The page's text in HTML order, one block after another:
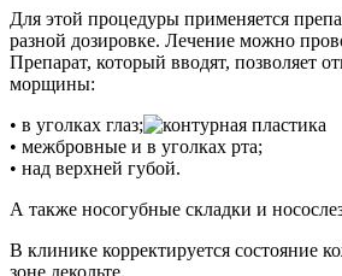
Для этой процедуры применяется
разной дозировке. Лечение можно
Препарат, который вводят, позволяет
морщины:
• в уголках глаз;
• межбровные и в уголках рта;
• над верхней губой.
А также носогубные складки и
В клинике корректируется состояние
зоне декольте.